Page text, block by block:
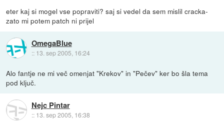
eter kaj si mogel vse popraviti? saj si vedel da sem mislil cracka-
zato mi potem patch ni prijel
OmegaBlue
:: 13. sep 2005, 16:24
Alo fantje ne mi več omenjat "Krekov" in "Pečev" ker bo šla tema
pod ključ.
Nejc Pintar
:: 13. sep 2005, 16:38